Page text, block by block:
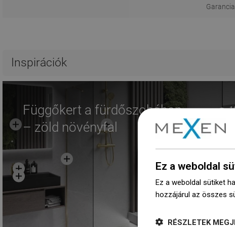
Inspirációk
Függőkert a fürdőszobában
– zöld növényfal
Ez a weboldal
Ez a weboldal sütiket
hozzájárul az összes
RÉSZLETEK